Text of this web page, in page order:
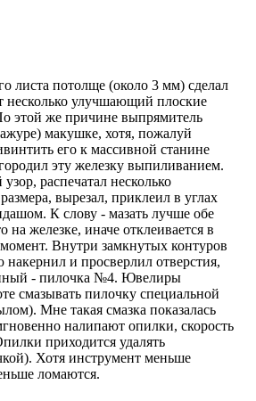
листа потолще (около 3 мм) сделал
несколько улучшающий плоские
этой же причине выпрямитель
макушке, хотя, пожалуй
его к массивной станине
эту железку выпиливанием.
распечатал несколько
вырезал, приклеил в углах
К слову - мазать лучше обе
на железке, иначе отклеивается в
Внутри замкнутых контуров
и просверлил отверстия,
- пилочка №4. Ювелиры
смазывать пилочку специальной
Мне такая смазка показалась
налипают опилки, скорость
приходится удалять
Хотя инструмент меньше
ломаются.